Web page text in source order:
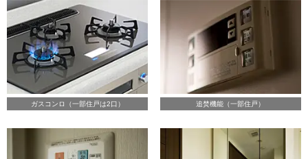
ガスコンロ（一部住戸は2口） 追焚機能（一部住戸）